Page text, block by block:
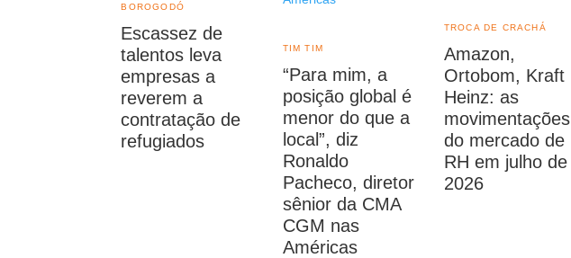
Escassez de
talentos leva
empresas a
reverem a
contratação de
refugiados
BOROGODÓ
“Para mim, a
posição global é
menor do que a
local”, diz
Ronaldo
Pacheco, diretor
sênior da CMA
CGM nas
Américas
TIM TIM
Amazon,
Ortobom, Kraft
Heinz: as
movimentações
do mercado de
RH em julho de
2026
TROCA DE CRACHÁ